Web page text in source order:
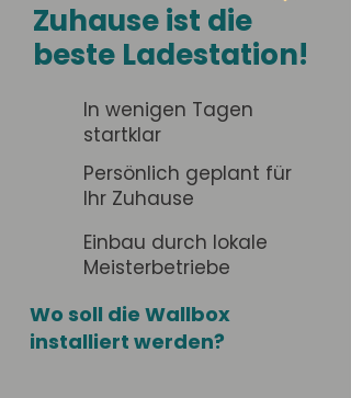
Zuhause ist die
beste Ladestation!
In wenigen Tagen
startklar
Persönlich geplant für
Ihr Zuhause
Einbau durch lokale
Meisterbetriebe
Wo soll die Wallbox
installiert werden?